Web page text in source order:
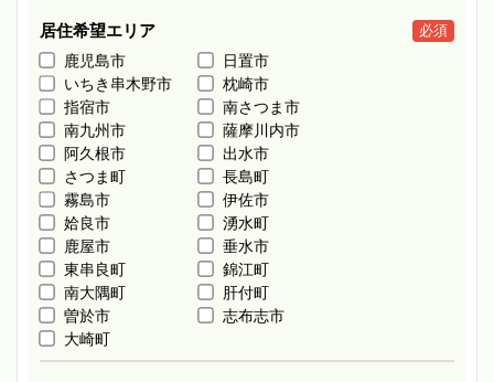
居住希望エリア
必須
鹿児島市
日置市
いちき串木野市
枕崎市
指宿市
南さつま市
南九州市
薩摩川内市
阿久根市
出水市
さつま町
長島町
霧島市
伊佐市
姶良市
湧水町
鹿屋市
垂水市
東串良町
錦江町
南大隅町
肝付町
曽於市
志布志市
大崎町